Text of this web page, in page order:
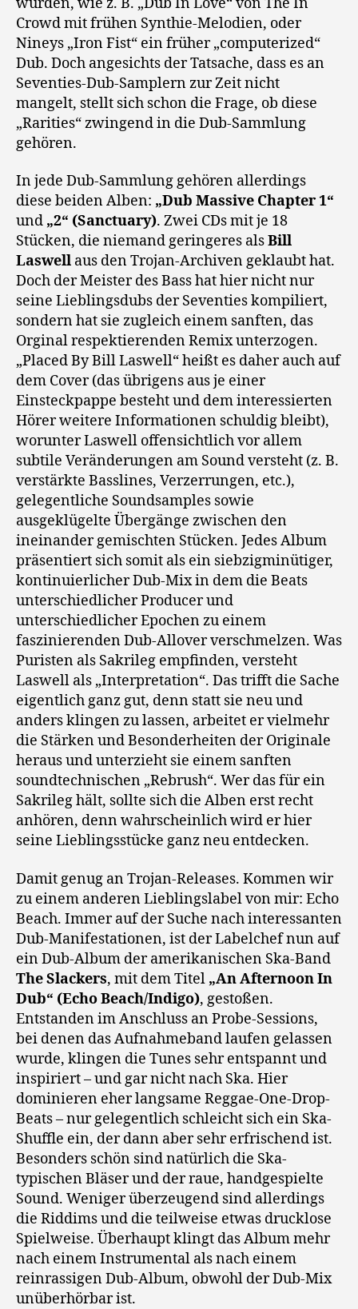
Crowd mit frühen Synthie-Melodien, oder
Nineys „Iron Fist“ ein früher „computerized“
Dub. Doch angesichts der Tatsache, dass es an
Seventies-Dub-Samplern zur Zeit nicht
mangelt, stellt sich schon die Frage, ob diese
„Rarities“ zwingend in die Dub-Sammlung
gehören.
In jede Dub-Sammlung gehören allerdings
diese beiden Alben: „Dub Massive Chapter 1“
und „2“ (Sanctuary). Zwei CDs mit je 18
Stücken, die niemand geringeres alsBill
Laswell aus den Trojan-Archiven geklaubt hat.
Doch der Meister des Bass hat hier nicht nur
seine Lieblingsdubs der Seventies kompiliert,
sondern hat sie zugleich einem sanften, das
Orginal respektierenden Remix unterzogen.
„Placed By Bill Laswell“ heißt es daher auch auf
dem Cover (das übrigens aus je einer
Einsteckpappe besteht und dem interessierten
Hörer weitere Informationen schuldig bleibt),
worunter Laswell offensichtlich vor allem
subtile Veränderungen am Sound versteht (z. B.
verstärkte Basslines, Verzerrungen, etc.),
gelegentliche Soundsamples sowie
ausgeklügelte Übergänge zwischen den
ineinander gemischten Stücken. Jedes Album
präsentiert sich somit als ein siebzigminütiger,
kontinuierlicher Dub-Mix in dem die Beats
unterschiedlicher Producer und
unterschiedlicher Epochen zu einem
faszinierenden Dub-Allover verschmelzen. Was
Puristen als Sakrileg empfinden, versteht
Laswell als „Interpretation“. Das trifft die Sache
eigentlich ganz gut, denn statt sie neu und
anders klingen zu lassen, arbeitet er vielmehr
die Stärken und Besonderheiten der Originale
heraus und unterzieht sie einem sanften
soundtechnischen „Rebrush“. Wer das für ein
Sakrileg hält, sollte sich die Alben erst recht
anhören, denn wahrscheinlich wird er hier
seine Lieblingsstücke ganz neu entdecken.
Damit genug an Trojan-Releases. Kommen wir
zu einem anderen Lieblingslabel von mir: Echo
Beach. Immer auf der Suche nach interessanten
Dub-Manifestationen, ist der Labelchef nun auf
ein Dub-Album der amerikanischen Ska-Band
The Slackers, mit dem Titel „An Afternoon In
Dub“ (Echo Beach/Indigo), gestoßen.
Entstanden im Anschluss an Probe-Sessions,
bei denen das Aufnahmeband laufen gelassen
wurde, klingen die Tunes sehr entspannt und
inspiriert – und gar nicht nach Ska. Hier
dominieren eher langsame Reggae-One-Drop-
Beats – nur gelegentlich schleicht sich ein Ska-
Shuffle ein, der dann aber sehr erfrischend ist.
Besonders schön sind natürlich die Ska-
typischen Bläser und der raue, handgespielte
Sound. Weniger überzeugend sind allerdings
die Riddims und die teilweise etwas drucklose
Spielweise. Überhaupt klingt das Album mehr
nach einem Instrumental als nach einem
reinrassigen Dub-Album, obwohl der Dub-Mix
unüberhörbar ist.